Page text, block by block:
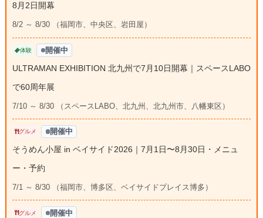
8月2日開幕
8/2 ～ 8/30 （福岡市、中央区、岩田屋）
体験 開催中
ULTRAMAN EXHIBITION 北九州で7月10日開幕｜スペースLABO
で60周年展
7/10 ～ 8/30 （スペースLABO、北九州、北九州市、八幡東区）
グルメ 開催中
そうめん小屋 in ベイサイド2026｜7月1日〜8月30日・メニュ
ー・予約
7/1 ～ 8/30 （福岡市、博多区、ベイサイドプレイス博多）
グルメ 開催中